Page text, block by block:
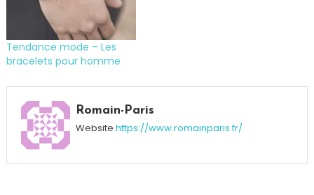
Tendance mode – Les
bracelets pour homme
Coupe
Hiver,
Romain-Paris
Website https://www.romainparis.fr/